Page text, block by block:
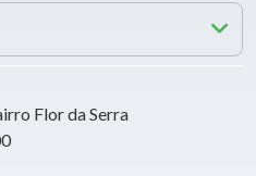
Flor da Serra